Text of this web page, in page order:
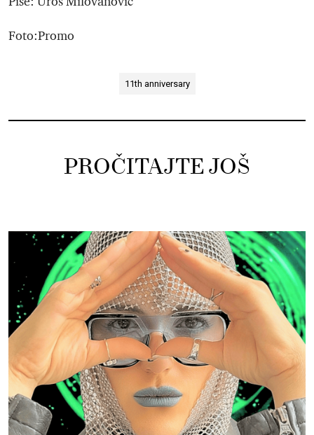
Foto:Promo
11th anniversary
PROČITAJTE JOŠ